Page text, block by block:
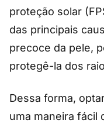
proteção solar
das principais
precoce da pele,
protegê-la dos
Dessa forma,
uma maneira fácil